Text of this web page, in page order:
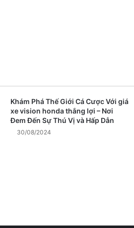
Khám Phá Thế Giới Cá Cược Với giá
xe vision honda thắng lợi – Nơi
Đem Đến Sự Thú Vị và Hấp Dẫn
30/08/2024